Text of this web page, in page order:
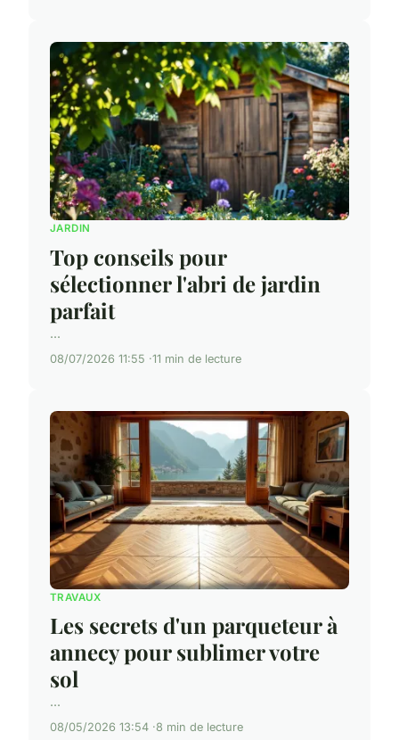
JARDIN
Top conseils pour
sélectionner l'abri de jardin
parfait
...
08/07/2026 11:55 11 min de lecture
TRAVAUX
Les secrets d'un parqueteur à
annecy pour sublimer votre
sol
...
08/05/2026 13:54 8 min de lecture